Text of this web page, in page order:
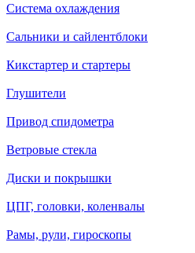
Система охлаждения
Сальники и сайлентблоки
Кикстартер и стартеры
Глушители
Привод спидометра
Ветровые стекла
Диски и покрышки
ЦПГ, головки, коленвалы
Рамы, рули, гироскопы